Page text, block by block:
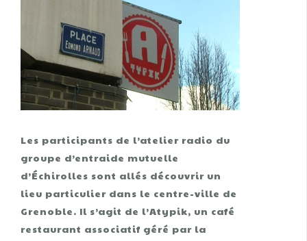
Les participants de l’atelier radio du
groupe d’entraide mutuelle
d’Échirolles sont allés découvrir un
lieu particulier dans le centre-ville de
Grenoble. Il s’agit de l’Atypik, un café
restaurant associatif géré par la